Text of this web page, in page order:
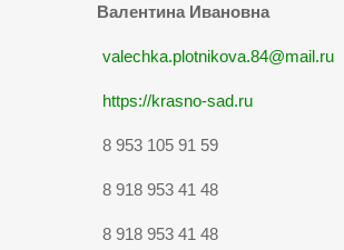
Валентина Ивановна
valechka.plotnikova.84@mail.ru
https://krasno-sad.ru
8 953 105 91 59
8 918 953 41 48
8 918 953 41 48